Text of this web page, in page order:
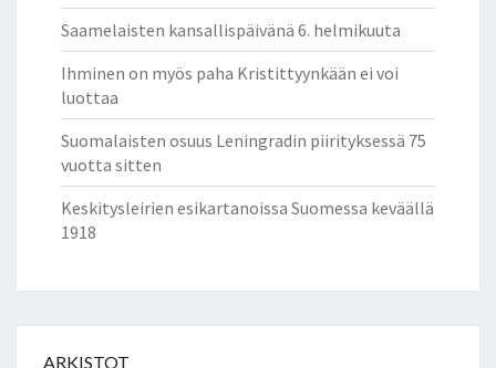
Saamelaisten kansallispäivänä 6. helmikuuta
Ihminen on myös paha Kristittyynkään ei voi
luottaa
Suomalaisten osuus Leningradin piirityksessä 75
vuotta sitten
Keskitysleirien esikartanoissa Suomessa keväällä
1918
ARKISTOT